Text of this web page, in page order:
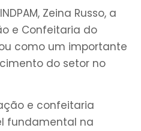
Zeina Russo, a
e Confeitaria do
como um importante
do setor no
e confeitaria
fundamental na